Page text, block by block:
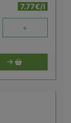
7.77€/l
+